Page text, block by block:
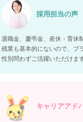
採用担当の声
退職金、慶弔金、産休・育休
残業も基本的にないので、プ
性別問わずご活躍いただけま
キャリアアド